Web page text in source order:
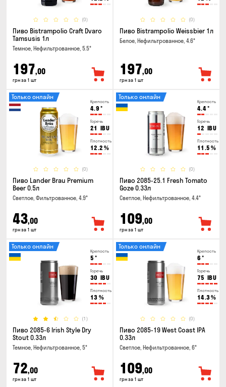
(0)
Пиво Bistrampolio Craft Dvaro
Tamsusis 1л
Темное, Нефильтрованное, 5.5°
197,00
грн за 1 шт
(0)
Пиво Bistrampolio Weissbier 1л
Белое, Нефильтрованное, 4.6°
197,00
грн за 1 шт
Крепость
4.9 °
Горечь
21 IBU
Плотность
12.2 %
(0)
Только онлайн
Пиво Lander Brau Premium
Beer 0.5л
Светлое, Фильтрованное, 4.9°
43,00
грн за 1 шт
Крепость
4.4°
Горечь
12 IBU
Плотность
11.5 %
(0)
Только онлайн
Пиво 2085-25.1 Fresh Tomato
Goze 0.33л
Светлое, Нефильтрованное, 4.4°
109,00
грн за 1 шт
Крепость
5 °
Горечь
30 IBU
Плотность
13 %
(1)
Только онлайн
Пиво 2085-6 Irish Style Dry
Stout 0.33л
Темное, Нефильтрованное, 5°
72,00
грн за 1 шт
Крепость
6 °
Горечь
75 IBU
Плотность
14.3%
(0)
Только онлайн
Пиво 2085-19 West Coast IPA
0.33л
Светлое, Нефильтрованное, 6°
109,00
грн за 1 шт